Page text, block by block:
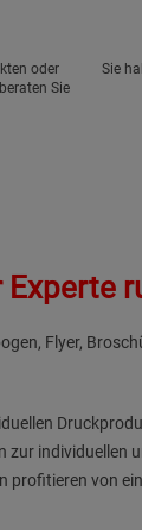
oder
Sie
Sie
Flyer,
von